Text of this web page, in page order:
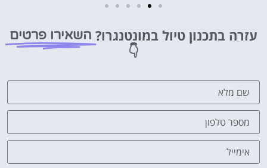
רכב
פה!
עזרה בתכנון טיול במונטנגרו? השאירו פרטים
👇